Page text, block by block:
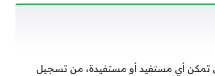
تمكن أي مستفيد أو مستفيدة، من تسجيل